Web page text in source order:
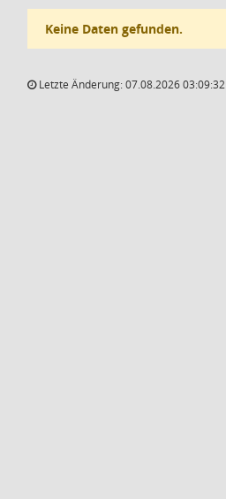
Keine Daten gefunden.
Letzte Änderung: 07.08.2026 03:09:32